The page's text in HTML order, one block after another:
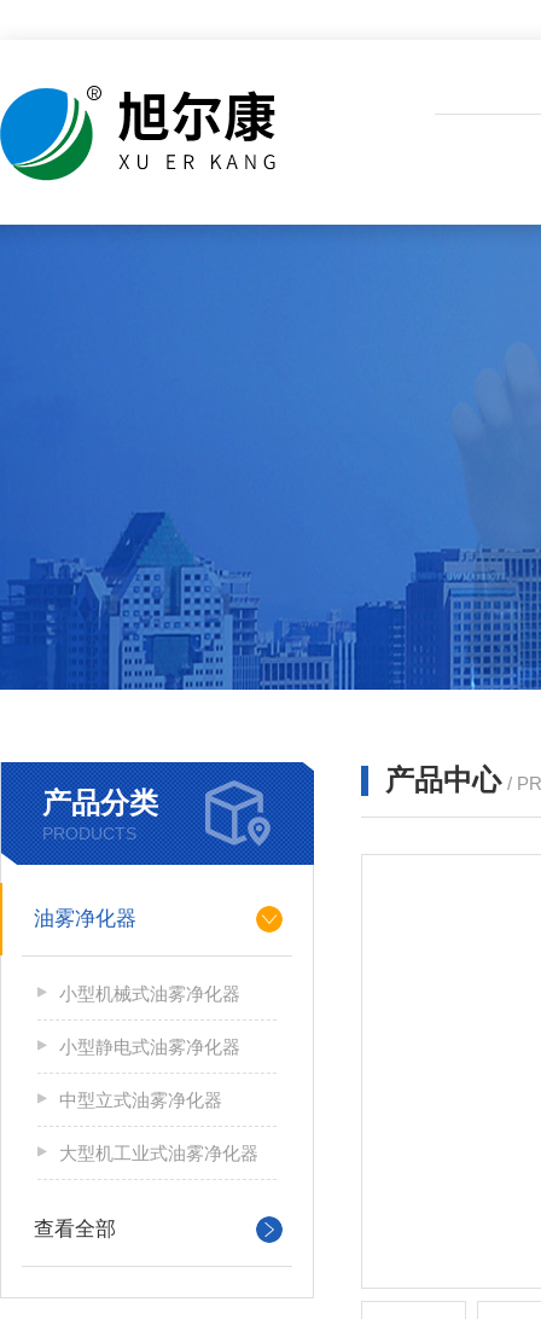
产品分类
PRODUCTS
油雾净化器
小型机械式油雾净化器
小型静电式油雾净化器
中型立式油雾净化器
大型机工业式油雾净化器
查看全部
产品中心 /